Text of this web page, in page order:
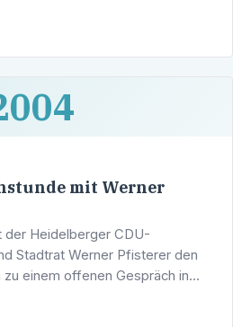
mit Werner
der Heidelberger CDU-
Stadtrat Werner Pfisterer den
zu einem offenen Gespräch in